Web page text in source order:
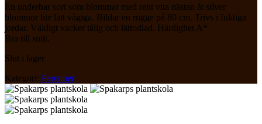
En underbar sort som blommar med rent vita nästan åt silver
blommor lite lätt vågiga. Bildar en rugge på 80 cm. Trivs i fuktiga
jordar. Väldigt vacker tålig och lättodlad. Härdighet A*
Bra till snitt.
Slut i lager
Kategori: Perenner